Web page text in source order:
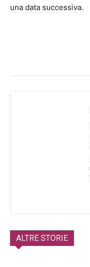
una data successiva.
ALTRE STORIE